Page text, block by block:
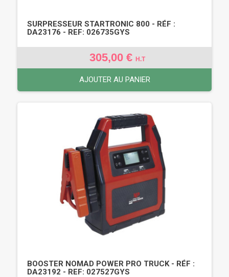
SURPRESSEUR STARTRONIC 800 - RÉF :
DA23176 - REF: 026735GYS
305,00 € H.T
AJOUTER AU PANIER
BOOSTER NOMAD POWER PRO TRUCK - RÉF :
DA23192 - REF: 027527GYS